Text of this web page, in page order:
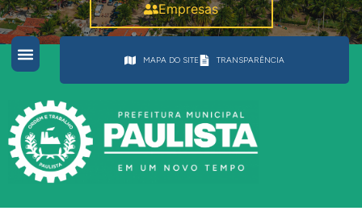
Empresas
MAPA DO SITE TRANSPARÊNCIA